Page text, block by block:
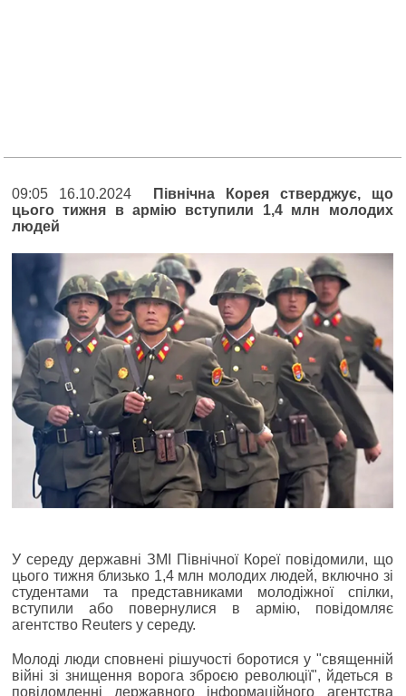
09:05 16.10.2024
Північна Корея стверджує, що
цього тижня в армію вступили 1,4 млн молодих
людей
У середу державні ЗМІ Північної Кореї повідомили, що
цього тижня близько 1,4 млн молодих людей, включно зі
студентами та представниками молодіжної спілки,
вступили або повернулися в армію, повідомляє
агентство Reuters у середу.
Молоді люди сповнені рішучості боротися у "священній
війні зі знищення ворога зброєю революції", йдеться в
повідомленні державного інформаційного агентства